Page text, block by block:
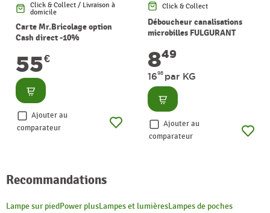
Click & Collect / Livraison à
domicile
Carte Mr.Bricolage option
Cash direct -10%
55€
Consulter
Ajouter au
comparateur
Click & Collect
Déboucheur canalisations
microbilles FULGURANT
849
1698 par KG
Consulter
Ajouter au
comparateur
Recommandations
Lampe sur piedPower plusLampes et lumièresLampes de poches